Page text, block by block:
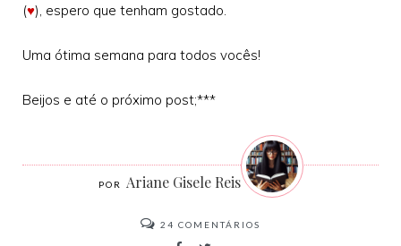
(♥), espero que tenham gostado.
Uma ótima semana para todos vocês!
Beijos e até o próximo post;***
Ariane Gisele Reis
24 COMENTÁRIOS